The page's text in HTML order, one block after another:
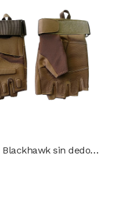
Guantes Blackhawk sin dedos tácticos coyote